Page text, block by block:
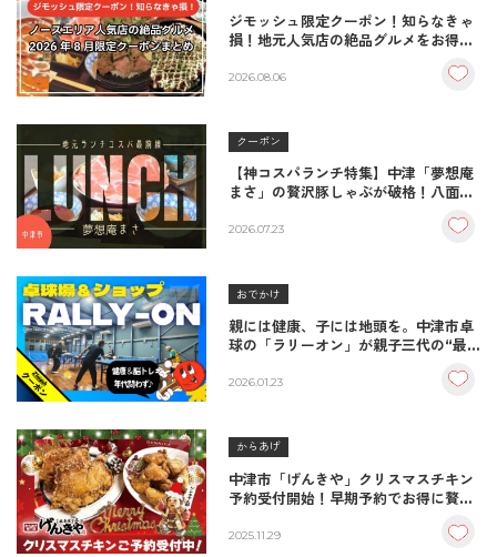
ジモッシュ限定クーポン！知らなきゃ
損！地元人気店の絶品グルメをお得に
2026.08.06
クーポン
【神コスパランチ特集】中津「夢想庵
まさ」の贅沢豚しゃぶが破格！八面山
2026.07.23
おでかけ
親には健康、子には地頭を。中津市卓
球の「ラリーオン」が親子三代の“最
2026.01.23
からあげ
中津市「げんきや」クリスマスチキン
予約受付開始！早期予約でお得に贅沢
2025.11.29